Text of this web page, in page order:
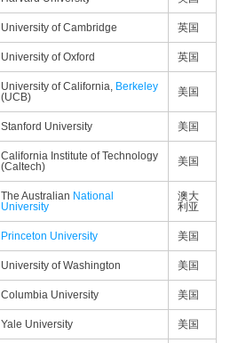
University of Cambridge 英国
University of Oxford 英国
University of California, Berkeley
(UCB)
美国
Stanford University 美国
California Institute of Technology
(Caltech)
美国
The Australian National
University
澳大
利亚
Princeton University 美国
University of Washington 美国
Columbia University 美国
Yale University 美国